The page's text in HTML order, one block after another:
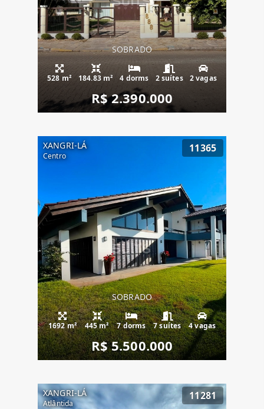
SOBRADO
528 m² 184.83 m² 4 dorms 2 suítes 2 vagas
R$ 2.390.000
XANGRI-LÁ
Centro
11365
SOBRADO
1692 m² 445 m² 7 dorms 7 suítes 4 vagas
R$ 5.500.000
XANGRI-LÁ
Atlântida
11281